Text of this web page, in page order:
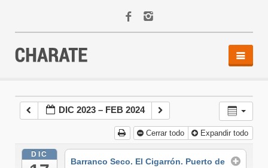
AGENDA
ACTIVIDADES
EQUIPO
DIC 2023 – FEB 2024
Cerrar todo Expandir todo
DIC
Barranco Seco. El Cigarrón. Puerto de